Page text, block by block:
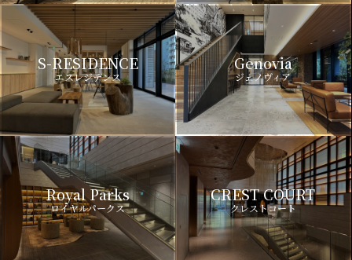
S-RESIDENCE
エスレジデンス
Genovia
ジェノヴィア
Royal Parks
ロイヤルパークス
CREST COURT
クレストコート